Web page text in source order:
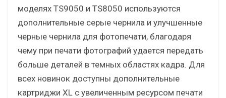
моделях TS9050 и TS8050 используются
дополнительные серые чернила и улучшенные
черные чернила для фотопечати, благодаря
чему при печати фотографий удается передать
больше деталей в темных областях кадра. Для
всех новинок доступны дополнительные
картриджи XL с увеличенным ресурсом печати